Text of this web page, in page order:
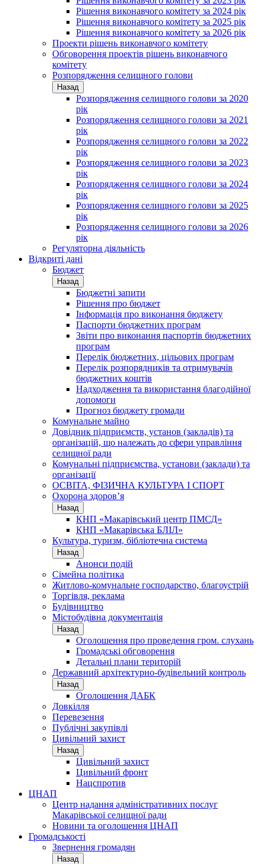
Рішення виконавчого комітету за 2024 рік
Рішення виконавчого комітету за 2025 рік
Рішення виконавчого комітету за 2026 рік
Проекти рішень виконавчого комітету
Обговорення проектів рішень виконавчого
комітету
Розпорядження селищного голови
Назад
Розпорядження селищного голови за 2020
рік
Розпорядження селищного голови за 2021
рік
Розпорядження селищного голови за 2022
рік
Розпорядження селищного голови за 2023
рік
Розпорядження селищного голови за 2024
рік
Розпорядження селищного голови за 2025
рік
Розпорядження селищного голови за 2026
рік
Регуляторна діяльність
Відкриті дані
Бюджет
Назад
Бюджетні запити
Рішення про бюджет
Інформація про виконання бюджету
Паспорти бюджетних програм
Звіти про виконання паспортів бюджетних
програм
Перелік бюджетних, цільових програм
Перелік розпорядників та отримувачів
бюджетних коштів
Надходження та використання благодійної
допомоги
Прогноз бюджету громади
Комунальне майно
Довідник підприємств, установ (закладів) та
організацій, що належать до сфери управління
селищної ради
Комунальні підприємства, установи (заклади) та
організації
ОСВІТА, ФІЗИЧНА КУЛЬТУРА І СПОРТ
Охорона здоров’я
Назад
КНП «Макарівський центр ПМСД»
КНП «Макарівська БЛІЛ»
Культура, туризм, бібліотечна система
Назад
Анонси подій
Сімейна політика
Житлово-комунальне господарство, благоустрій
Торгівля, реклама
Будівництво
Містобудівна документація
Назад
Оголошення про проведення гром. слухань
Громадські обговорення
Детальні плани територій
Державний архітектурно-будівельний контроль
Назад
Оголошення ДАБК
Довкілля
Перевезення
Публічні закупівлі
Цивільний захист
Назад
Цивільний захист
Цивільний фронт
Нацспротив
ЦНАП
Центр надання адміністративних послуг
Макарівської селищної ради
Новини та оголошення ЦНАП
Громадськості
Звернення громадян
Назад